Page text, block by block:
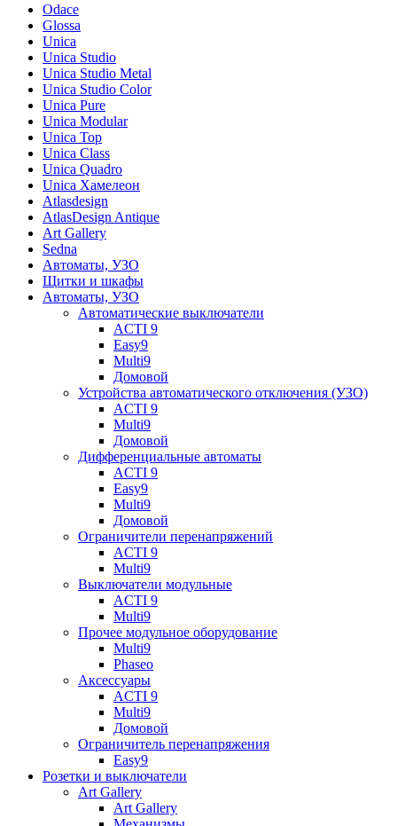
Odace
Glossa
Unica
Unica Studio
Unica Studio Metal
Unica Studio Color
Unica Pure
Unica Modular
Unica Top
Unica Class
Unica Quadro
Unica Хамелеон
Atlasdesign
AtlasDesign Antique
Art Gallery
Sedna
Автоматы, УЗО
Щитки и шкафы
Автоматы, УЗО
Автоматические выключатели
ACTI 9
Easy9
Multi9
Домовой
Устройства автоматического отключения (УЗО)
ACTI 9
Multi9
Домовой
Дифференциальные автоматы
ACTI 9
Easy9
Multi9
Домовой
Ограничители перенапряжений
ACTI 9
Multi9
Выключатели модульные
ACTI 9
Multi9
Прочее модульное оборудование
Multi9
Phaseo
Аксессуары
ACTI 9
Multi9
Домовой
Ограничитель перенапряжения
Easy9
Розетки и выключатели
Art Gallery
Art Gallery